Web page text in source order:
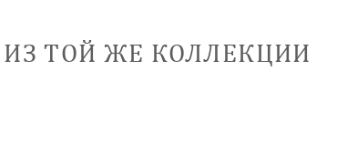
ИЗ ТОЙ ЖЕ КОЛЛЕКЦИИ